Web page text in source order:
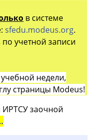
в системе
sfedu.modeus.org.
учетной записи
учебной недели,
страницы Modeus!
заочной